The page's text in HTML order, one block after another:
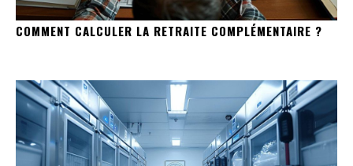
COMMENT CALCULER LA RETRAITE COMPLÉMENTAIRE ?